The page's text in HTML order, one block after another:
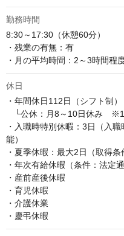
勤務時間
8:30～17:30（休憩60分）
・残業の有無：有
・月の平均時間：2～3時間程
休日
・年間休日112日（シフト制）
└公休：月8～10日休み　
・入職時特別休暇：3日（入
能）
・夏季休暇：最大2日（取得条
・年次有給休暇（条件：法定通
・産前産後休暇
・育児休暇
・介護休業
・慶弔休暇